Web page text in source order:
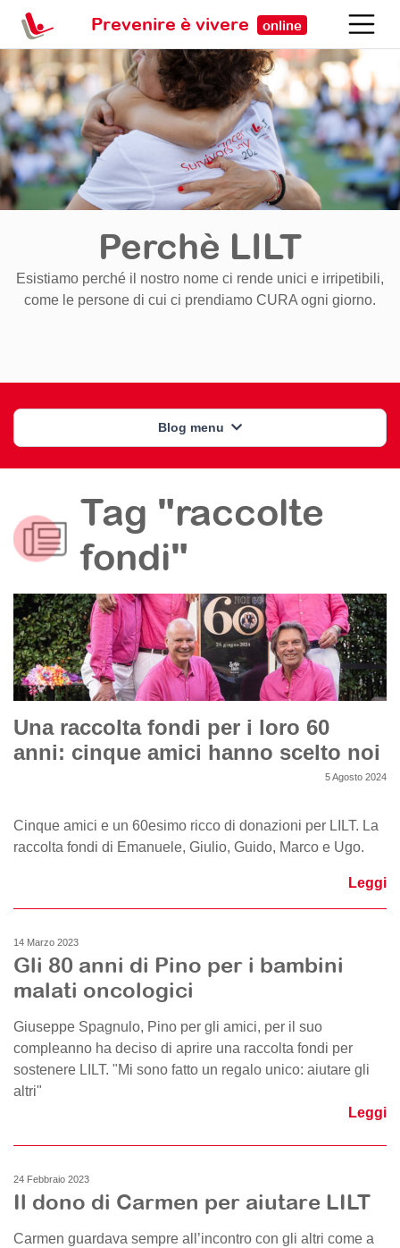
Prevenire è vivere online
Perchè LILT
Esistiamo perché il nostro nome ci rende unici e irripetibili,
come le persone di cui ci prendiamo CURA ogni giorno.
Blog menu
Tag "raccolte
fondi"
Una raccolta fondi per i loro 60
anni: cinque amici hanno scelto noi
5 Agosto 2024
Cinque amici e un 60esimo ricco di donazioni per LILT. La
raccolta fondi di Emanuele, Giulio, Guido, Marco e Ugo.
Leggi
14 Marzo 2023
Gli 80 anni di Pino per i bambini
malati oncologici
Giuseppe Spagnulo, Pino per gli amici, per il suo
compleanno ha deciso di aprire una raccolta fondi per
sostenere LILT. "Mi sono fatto un regalo unico: aiutare gli
altri"
Leggi
24 Febbraio 2023
Il dono di Carmen per aiutare LILT
Carmen guardava sempre all’incontro con gli altri come a